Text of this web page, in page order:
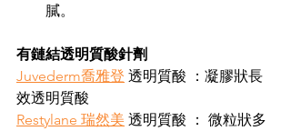
膩。
有鏈結透明質酸針劑
Juvederm喬雅登 透明質酸 ：凝膠狀長
效透明質酸
Restylane 瑞然美 透明質酸 ： 微粒狀多